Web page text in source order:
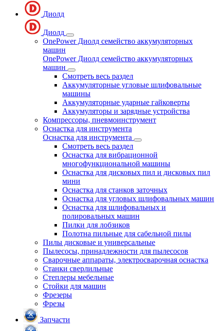
Диолд
Диолд
OnePower Диолд семейство аккумуляторных
машин
OnePower Диолд семейство аккумуляторных
машин
Смотреть весь раздел
Аккумуляторные угловые шлифовальные
машины
Аккумуляторные ударные гайковерты
Аккумуляторы и зарядные устройства
Компрессоры, пневмоинструмент
Оснастка для инструмента
Оснастка для инструмента
Смотреть весь раздел
Оснастка для вибрационной
многофункциональной машины
Оснастка для дисковых пил и дисковых пил
мини
Оснастка для станков заточных
Оснастка для угловых шлифовальных машин
Оснастка для шлифовальных и
полировальных машин
Пилки для лобзиков
Полотна пильные для сабельной пилы
Пилы дисковые и универсальные
Пылесосы, принадлежности для пылесосов
Сварочные аппараты, электросварочная оснастка
Станки сверлильные
Степлеры мебельные
Стойки для машин
Фрезеры
Фрезы
Запчасти